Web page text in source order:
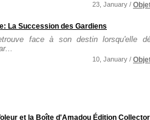
23, January /
La Succession des Gardiens
face à son destin lorsqu'elle
10, January /
et la Boîte d'Amadou Édition Collector